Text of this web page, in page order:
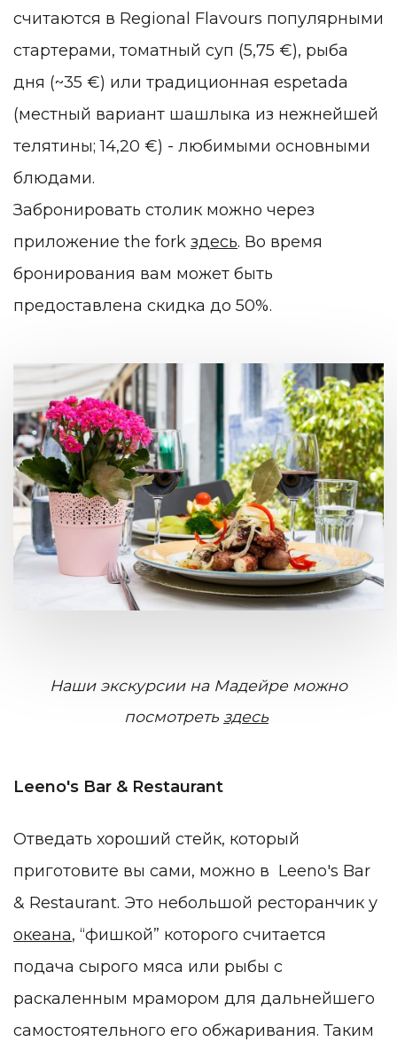
считаются в Regional Flavours популярными
стартерами, томатный суп (5,75 €), рыба
дня (~35 €) или традиционная espetada
(местный вариант шашлыка из нежнейшей
телятины; 14,20 €) - любимыми основными
блюдами.
Забронировать столик можно через
приложение the fork здесь. Во время
бронирования вам может быть
предоставлена скидка до 50%.
Наши экскурсии на Мадейре можно
посмотреть здесь
Leeno's Bar & Restaurant
Отведать хороший стейк, который
приготовите вы сами, можно в Leeno's Bar
& Restaurant. Это небольшой ресторанчик у
океана, “фишкой” которого считается
подача сырого мяса или рыбы с
раскаленным мрамором для дальнейшего
самостоятельного его обжаривания. Таким